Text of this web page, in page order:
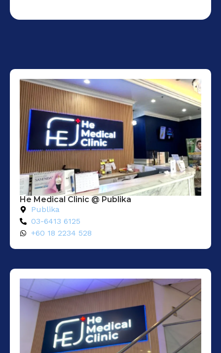
He Medical Clinic @ Publika
Publika
03-6413 6125
+60 18 2234 528